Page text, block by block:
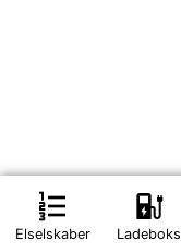
format_list_numbered
Elselskaber
ev_station
Ladeboks